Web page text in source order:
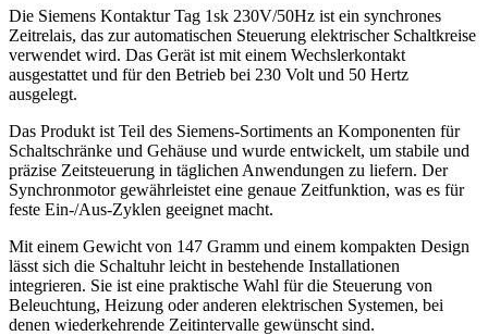
Die Siemens Kontaktur Tag 1sk 230V/50Hz ist ein synchrones
Zeitrelais, das zur automatischen Steuerung elektrischer Schaltkreise
verwendet wird. Das Gerät ist mit einem Wechslerkontakt
ausgestattet und für den Betrieb bei 230 Volt und 50 Hertz
ausgelegt.
Das Produkt ist Teil des Siemens-Sortiments an Komponenten für
Schaltschränke und Gehäuse und wurde entwickelt, um stabile und
präzise Zeitsteuerung in täglichen Anwendungen zu liefern. Der
Synchronmotor gewährleistet eine genaue Zeitfunktion, was es für
feste Ein-/Aus-Zyklen geeignet macht.
Mit einem Gewicht von 147 Gramm und einem kompakten Design
lässt sich die Schaltuhr leicht in bestehende Installationen
integrieren. Sie ist eine praktische Wahl für die Steuerung von
Beleuchtung, Heizung oder anderen elektrischen Systemen, bei
denen wiederkehrende Zeitintervalle gewünscht sind.